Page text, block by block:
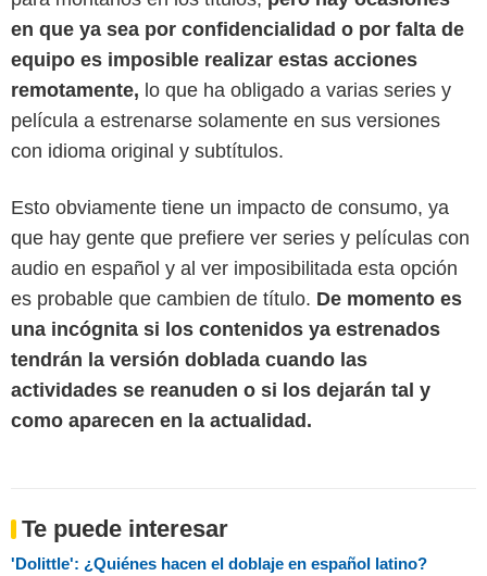
en que ya sea por confidencialidad o por falta de
equipo es imposible realizar estas acciones
remotamente, lo que ha obligado a varias series y
película a estrenarse solamente en sus versiones
con idioma original y subtítulos.
Esto obviamente tiene un impacto de consumo, ya
que hay gente que prefiere ver series y películas con
audio en español y al ver imposibilitada esta opción
es probable que cambien de título. De momento es
una incógnita si los contenidos ya estrenados
tendrán la versión doblada cuando las
actividades se reanuden o si los dejarán tal y
como aparecen en la actualidad.
Te puede interesar
'Dolittle': ¿Quiénes hacen el doblaje en español latino?